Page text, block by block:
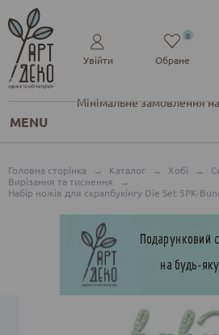
Мінімальне замовлення
Увійти Обране
0
MENU
Головна сторінка → Каталог → Хобі →
Вирізання та тиснення
→
Набір ножів для скрапбукінгу Die Set 5PK-